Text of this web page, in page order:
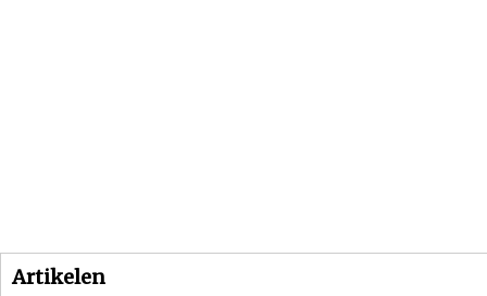
Artikelen